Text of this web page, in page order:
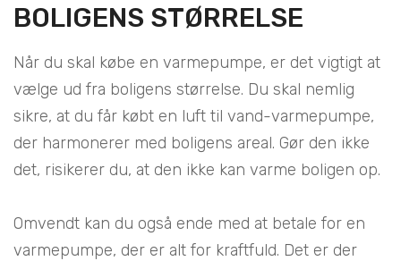
BOLIGENS STØRRELSE
Når du skal købe en varmepumpe, er det vigtigt at
vælge ud fra boligens størrelse. Du skal nemlig
sikre, at du får købt en luft til vand-varmepumpe,
der harmonerer med boligens areal. Gør den ikke
det, risikerer du, at den ikke kan varme boligen op.
Omvendt kan du også ende med at betale for en
varmepumpe, der er alt for kraftfuld. Det er der